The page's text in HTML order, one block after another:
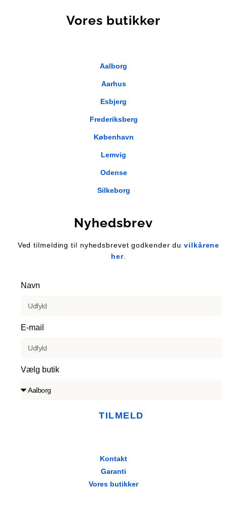
Vores butikker
Aalborg
Aarhus
Esbjerg
Frederiksberg
København
Lemvig
Odense
Silkeborg
Nyhedsbrev
Ved tilmelding til nyhedsbrevet godkender duvilkårene
her.
Navn
E-mail
Vælg butik
TILMELD
Kontakt
Garanti
Vores butikker